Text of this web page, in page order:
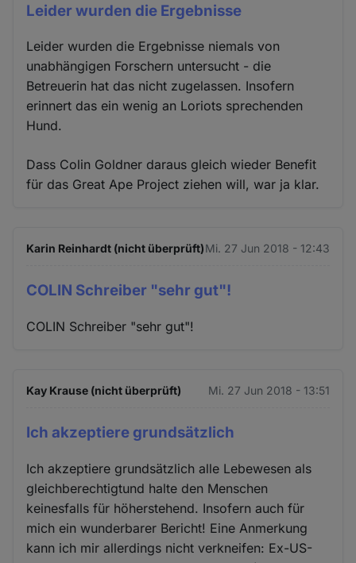
Leider wurden die Ergebnisse
Leider wurden die Ergebnisse niemals von
unabhängigen Forschern untersucht - die
Betreuerin hat das nicht zugelassen. Insofern
erinnert das ein wenig an Loriots sprechenden
Hund.
Dass Colin Goldner daraus gleich wieder Benefit
für das Great Ape Project ziehen will, war ja klar.
Karin Reinhardt (nicht überprüft)Mi. 27 Jun 2018 - 12:43
COLIN Schreiber "sehr gut"!
COLIN Schreiber "sehr gut"!
Kay Krause (nicht überprüft) Mi. 27 Jun 2018 - 13:51
Ich akzeptiere grundsätzlich
Ich akzeptiere grundsätzlich alle Lebewesen als
gleichberechtigtund halte den Menschen
keinesfalls für höherstehend. Insofern auch für
mich ein wunderbarer Bericht! Eine Anmerkung
kann ich mir allerdings nicht verkneifen: Ex-US-